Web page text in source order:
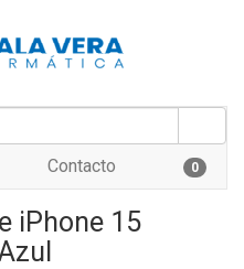
Contacto 0
iPhone 15